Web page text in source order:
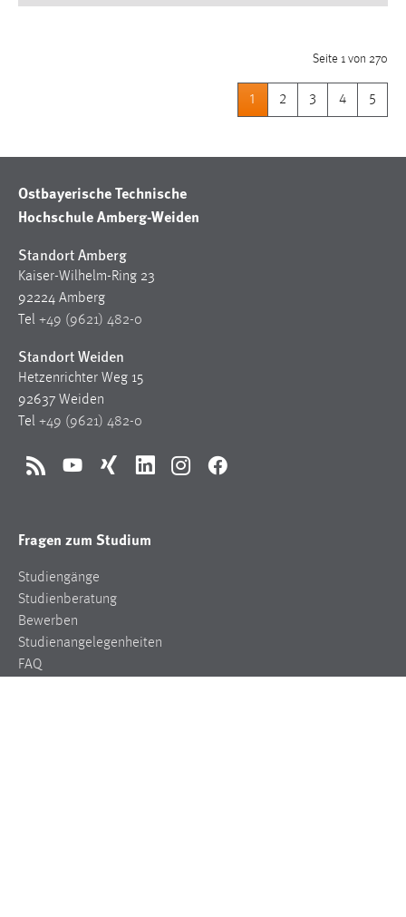
Seite 1 von 270
1 2 3 4 5
Ostbayerische Technische
Hochschule Amberg-Weiden
Standort Amberg
Kaiser-Wilhelm-Ring 23
92224 Amberg
Tel +49 (9621) 482-0
Standort Weiden
Hetzenrichter Weg 15
92637 Weiden
Tel +49 (9621) 482-0
RSS YouTubeXing LinkedInInstagramFacebook
Fragen zum Studium
Studiengänge
Studienberatung
Bewerben
Studienangelegenheiten
FAQ